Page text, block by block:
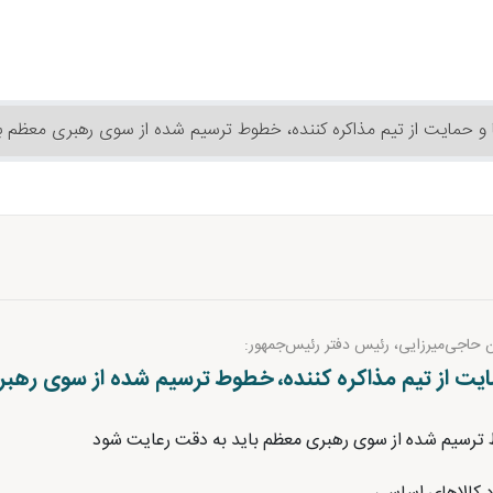
و حمایت از تیم مذاکره کننده، خطوط ترسیم شده از سوی رهبری
حاجی‌میرزایی، رئیس دفتر رئیس‌جمهور:
از تیم مذاکره کننده، خطوط ترسیم شده از سوی
ترسیم شده از سوی رهبری معظم باید به دقت رعایت شود